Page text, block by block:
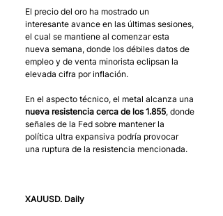
El precio del oro ha mostrado un
interesante avance en las últimas sesiones,
el cual se mantiene al comenzar esta
nueva semana, donde los débiles datos de
empleo y de venta minorista eclipsan la
elevada cifra por inflación.
En el aspecto técnico, el metal alcanza una
nueva resistencia cerca de los 1.855, donde
señales de la Fed sobre mantener la
política ultra expansiva podría provocar
una ruptura de la resistencia mencionada.
XAUUSD. Daily